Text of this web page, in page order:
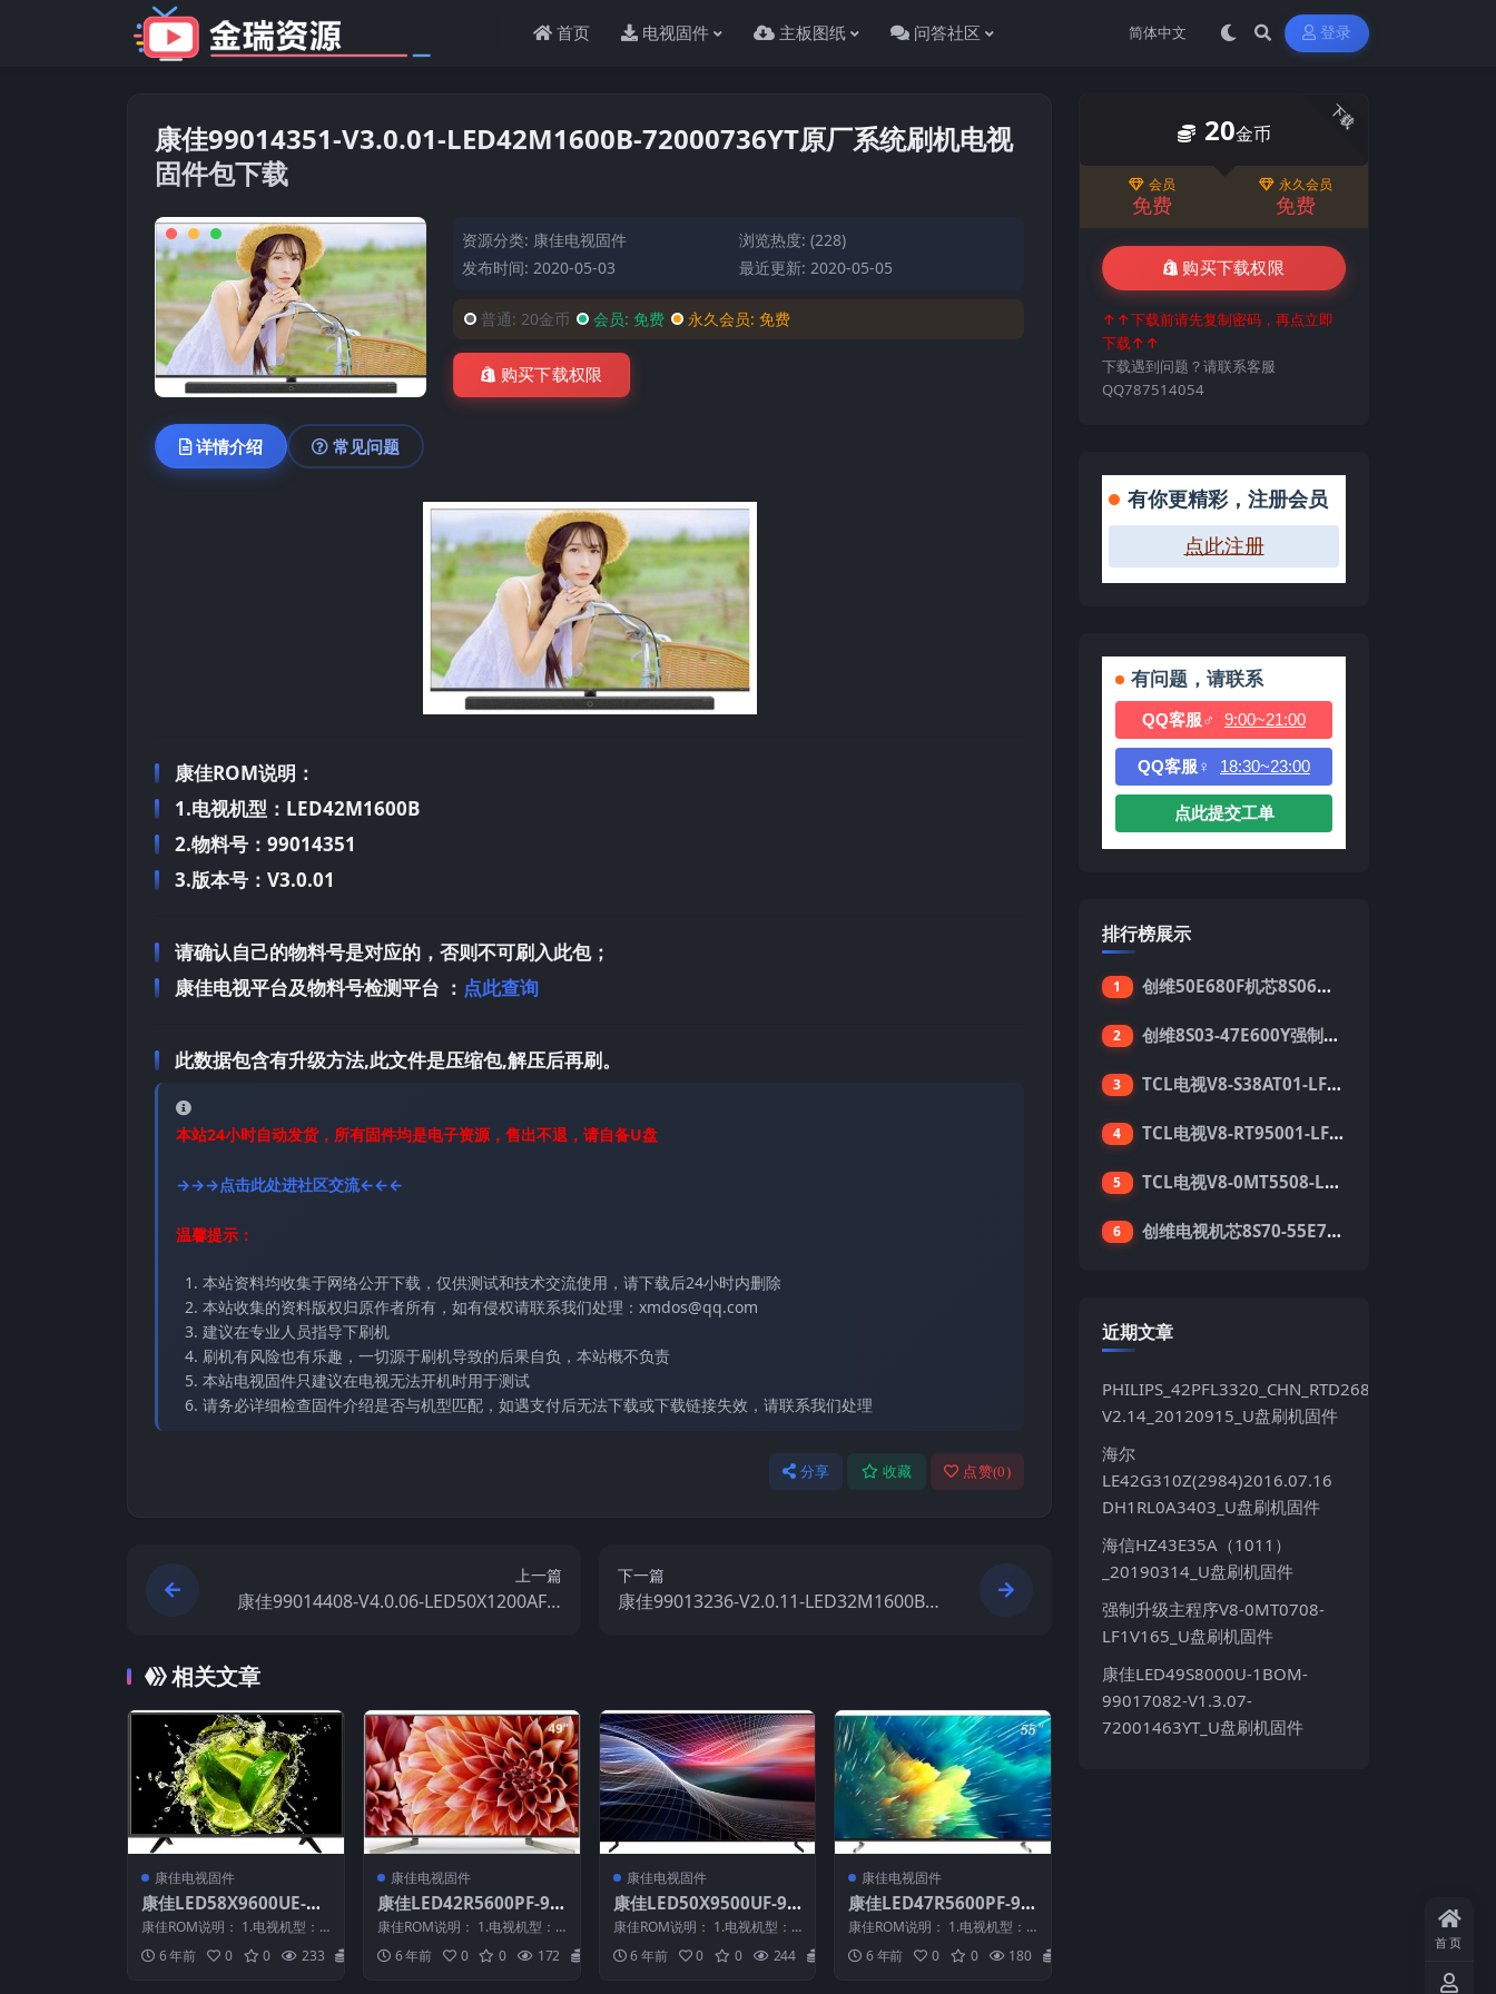
首页 电视固件 主板图纸 问答社区 登录
康佳99014351-V3.0.01-LED42M1600B-72000736YT原厂系统刷机电视
固件包下载
资源分类: 康佳电视固件
浏览热度: (228)
发布时间: 2020-05-03
最近更新: 2020-05-05
普通: 20金币 会员: 免费 永久会员:免费
购买下载权限
详情介绍 常见问题
康佳ROM说明：
1.电视机型：LED42M1600B
2.物料号：99014351
3.版本号：V3.0.01
请确认自己的物料号是对应的，否则不可刷入此包；
康佳电视平台及物料号检测平台 ： 点此查询
此数据包含有升级方法,此文件是压缩包,解压后再刷。
本站24小时自动发货，所有固件均是电子资源，售出不退，请自备U盘
→→→点击此处进社区交流←←←
温馨提示：
本站资料均收集于网络公开下载，仅供测试和技术交流使用，请下载后24小时内删除
本站收集的资料版权归原作者所有，如有侵权请联系我们处理：xmdos@qq.com
建议在专业人员指导下刷机
刷机有风险也有乐趣，一切源于刷机导致的后果自负，本站概不负责
本站电视固件只建议在电视无法开机时用于测试
请务必详细检查固件介绍是否与机型匹配，如遇支付后无法下载或下载链接失效，请联系我们处理
分享 收藏 点赞(0)
上一篇
康佳99014408-V4.0.06-LED50X1200AF-7
下一篇
康佳99013236-V2.0.11-LED32M1600B-7
相关文章
康佳电视固件
康佳LED58X9600UE-99
013261-V2.2.05-71002
901-MBOOT-V1.0.20原
厂系统刷机电视固件包下
康佳ROM说明： 1.电视机型：L
ED58X9600UE 2.物料号：990
13...6 年前 0 0 233
康佳电视固件
康佳LED42R5600PF-99
011861-V1.0.22原厂系
统刷机电视固件包下载
康佳ROM说明： 1.电视机型：L
ED42R5600PF 2.物料号：9901
1... 6 年前 0 0 172
康佳电视固件
康佳LED50X9500UF-99
012570-V2.2.02原厂系
统刷机电视固件包下载
康佳ROM说明： 1.电视机型：L
ED50X9500UF 2.物料号：9901
2...6 年前 0 0 244
康佳电视固件
康佳LED47R5600PF-99
011891-V1.0.19-20131
009原厂系统刷机电视固
件包下载
康佳ROM说明： 1.电视机型：L
ED47R5600PF 2.物料号：9901
1...6 年前 0 0 180
下载
20金币
会员
免费
永久会员
免费
购买下载权限
↑↑下载前请先复制密码，再点立即
下载↑↑
下载遇到问题？请联系客服
QQ787514054
有你更精彩，注册会员
点此注册
有问题，请联系
QQ客服♂ 9:00~21:00
QQ客服♀ 18:30~23:00
点此提交工单
排行榜展示
1 创维50E680F机芯8S06强制升级刷机包
2 创维8S03-47E600Y强制升级软件刷机电视固件包
3 TCL电视V8-S38AT01-LF1V123版本强刷电视固件包下载
4 TCL电视V8-RT95001-LF1V215版本强刷电视固件包下载
5 TCL电视V8-0MT5508-LF1V362版本强刷电视固件包下载
6 创维电视机芯8S70-55E710S系列酷开5.05刷机固件
近期文章
V2.14_20120915_U盘刷机固件
海尔
LE42G310Z(2984)2016.07.16
DH1RL0A3403_U盘刷机固件
海信HZ43E35A（1011）
_20190314_U盘刷机固件
强制升级主程序V8-0MT0708-
LF1V165_U盘刷机固件
康佳LED49S8000U-1BOM-
99017082-V1.3.07-
72001463YT_U盘刷机固件
首页